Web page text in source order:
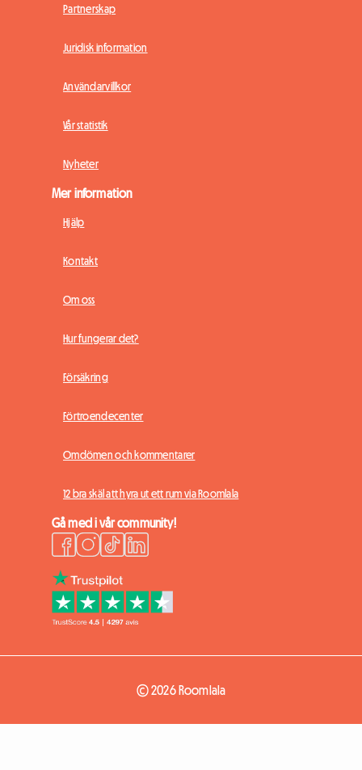
Partnerskap
Juridisk information
Användarvillkor
Vår statistik
Nyheter
Mer information
Hjälp
Kontakt
Om oss
Hur fungerar det?
Försäkring
Förtroendecenter
Omdömen och kommentarer
12 bra skäl att hyra ut ett rum via Roomlala
Gå med i vår community!
© 2026 Roomlala